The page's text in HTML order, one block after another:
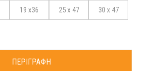
19 x36 25 x 47 30 x 47
ΠΕΡΙΓΡΑΦΗ